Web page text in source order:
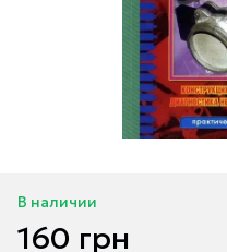
В наличии
160 грн